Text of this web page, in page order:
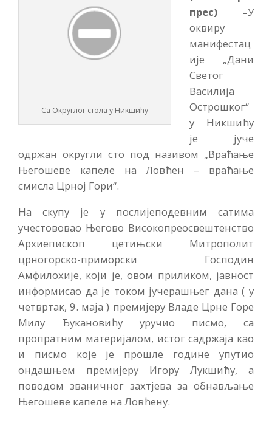
Са Округлог стола у Никшићу
прес) –У
оквиру
манифестац
ије „Дани
Светог
Василија
Острошког“
у Никшићу
је јуче
одржан округли сто под називом „Враћање
Његошеве капеле на Ловћен – враћање
смисла Црној Гори“.
На скупу је у послијеподевним сатима
учестововао Његово Високопреосвештенство
Архиепископ цетињски Митрополит
црногорско-приморски Господин
Амфилохије, који је, овом приликом, јавност
информисао да је током јучерашњег дана ( у
четвртак, 9. маја ) премијеру Владе Црне Горе
Милу Ђукановићу уручио писмо, са
пропратним материјалом, истог садржаја као
и писмо које је прошле године упутио
ондашњем премијеру Игору Лукшићу, а
поводом званичног захтјева за обнављање
Његошеве капеле на Ловћену.